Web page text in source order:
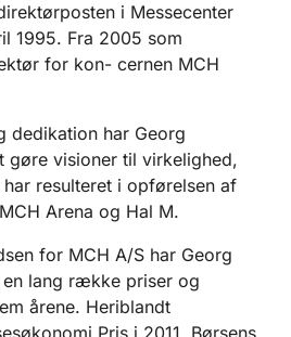
i Messecenter
1995. Fra 2005 som
for kon- cernen MCH
dedikation har Georg
gøre visioner til virkelighed,
resulteret i opførelsen af
Arena og Hal M.
for MCH A/S har Georg
en lang række priser og
årene. Heriblandt
Pris i 2011, Børsens